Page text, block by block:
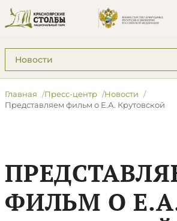
Подразделы: Пресс-центр
Главная Пресс-центр
Новости
Представляем фильм о Е.А. Крутовской
ФИЛЬМ О